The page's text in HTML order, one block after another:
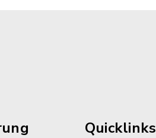
Quicklinks